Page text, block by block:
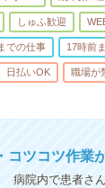
しゅふ歓迎
での仕事 17時前
日払いOK 職場が
コツコツ作業
病院内で患者さ